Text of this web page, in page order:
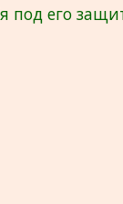
под его